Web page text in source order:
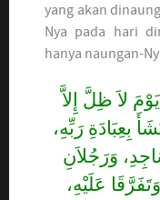
yang akan
Nya pada hari
hanya naungan-
لاَ ظِلَّ إِلاَّ
بِعِبَادَةِ رَبِّهِ،
وَرَجُلاَنِ
عَلَيْهِ،